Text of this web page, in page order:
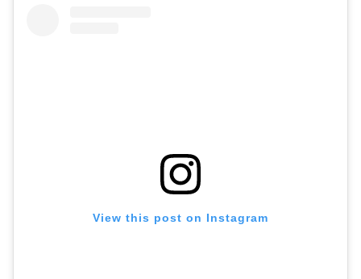
View this post on Instagram